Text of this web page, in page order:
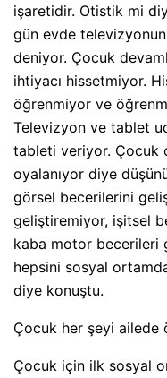
işaretidir. Otistik mi
gün evde
deniyor. Çocuk
ihtiyacı hissetmiyor.
öğrenmiyor ve
Televizyon ve tablet
tableti veriyor. Çocuk
oyalanıyor diye
görsel becerilerini
geliştiremiyor, işitsel
kaba motor becerileri
hepsini sosyal
diye konuştu.
Çocuk her şeyi ailede
Çocuk için ilk sosyal